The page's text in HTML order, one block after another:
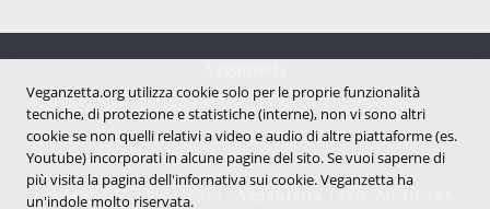
Notizie dal mondo vegan e antispecista
Copyright © 2007 - 2026 |
Veganzetta.org utilizza cookie solo per le proprie funzionalità
tecniche, di protezione e statistiche (interne), non vi sono altri
cookie se non quelli relativi a video e audio di altre piattaforme (es.
Youtube) incorporati in alcune pagine del sito. Se vuoi saperne di
più visita la pagina dell'infornativa sui cookie. Veganzetta ha
un'indole molto riservata.